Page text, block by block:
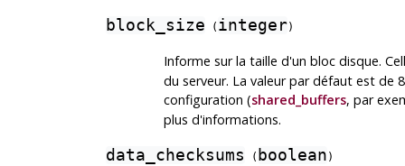
block_size ( integer)
Informe sur la taille d'un bloc disque.
du serveur. La valeur par défaut est de
configuration (shared_buffers, par
plus d'informations.
data_checksums ( boolean )